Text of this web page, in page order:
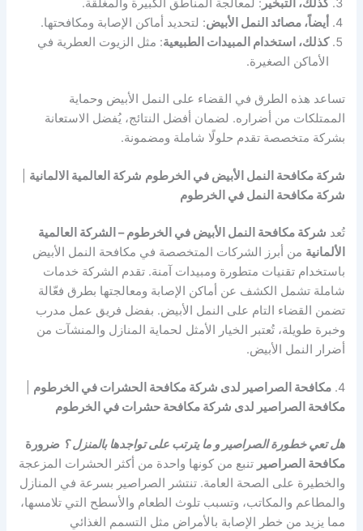
كذلك، التبخير : لمعالجة المناطق الكبيرة والمغلقة.
أيضاً، مصائد النمل الأبيض: لتحديد أماكن الإصابة ومكافحتها.
كذلك، استخدام المبيدات الطبيعية: مثل الزيوت العطرية في
الأماكن الصغيرة.
تساعد هذه الطرق في القضاء على النمل الأبيض وحماية
الممتلكات من أضراره. لضمان أفضل النتائج، يُفضل الاستعانة
بشركة متخصصة تقدم حلولًا شاملة ومضمونة.
شركة مكافحة النمل الأبيض في الخرطوم شركة العالمية الالمانية
شركة مكافحة النمل في الخرطوم
تُعد شركة مكافحة النمل الأبيض في الخرطوم – الشركة العالمية
الألمانية من أبرز الشركات المتخصصة في مكافحة النمل الأبيض
باستخدام تقنيات متطورة ومبيدات آمنة. تقدم الشركة خدمات
شاملة تشمل الكشف عن أماكن الإصابة ومعالجتها بطرق فعّالة
تضمن القضاء التام على النمل الأبيض. بفضل فريق عمل مدرب
وخبرة طويلة، تُعتبر الخيار الأمثل لحماية المنازل والمنشآت من
أضرار النمل الأبيض.
4. مكافحة الصراصير لدى شركة مكافحة الحشرات في الخرطوم
مكافحة الصراصير لدى شركة مكافحة حشرات في الخرطوم
هل تعي خطورة الصراصير و ما يترتب على تواجدها بالمنزل ؟ ضرورة
مكافحة الصراصير تنبع من كونها واحدة من أكثر الحشرات المزعجة
والخطيرة على الصحة العامة. تنتشر الصراصير بسرعة في المنازل
والمطاعم والمكاتب، وتسبب تلوث الطعام والأسطح التي تلامسها،
مما يزيد من خطر الإصابة بالأمراض مثل التسمم الغذائي